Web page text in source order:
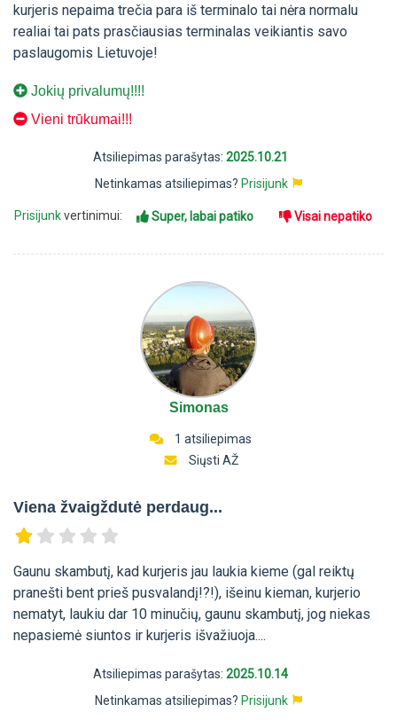
kurjeris nepaima trečia para iš terminalo tai nėra normalu
realiai tai pats prasčiausias terminalas veikiantis savo
paslaugomis Lietuvoje!
Jokių privalumų!!!!
Vieni trūkumai!!!
Atsiliepimas parašytas: 2025.10.21
Netinkamas atsiliepimas? Prisijunk
Prisijunkvertinimui: Super, labai patiko Visai nepatiko
Simonas
1 atsiliepimas
Siųsti AŽ
Viena žvaigždutė perdaug...
Gaunu skambutį, kad kurjeris jau laukia kieme (gal reiktų
pranešti bent prieš pusvalandį!?!), išeinu kieman, kurjerio
nematyt, laukiu dar 10 minučių, gaunu skambutį, jog niekas
nepasiemė siuntos ir kurjeris išvažiuoja....
Atsiliepimas parašytas: 2025.10.14
Netinkamas atsiliepimas? Prisijunk